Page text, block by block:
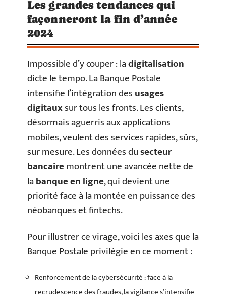
Les grandes tendances qui
façonneront la fin d’année
2024
Impossible d’y couper : ladigitalisation
dicte le tempo. La Banque Postale
intensifie l’intégration desusages
digitauxsur tous les fronts. Les clients,
désormais aguerris aux applications
mobiles, veulent des services rapides, sûrs,
sur mesure. Les données dusecteur
bancairemontrent une avancée nette de
labanque en ligne, qui devient une
priorité face à la montée en puissance des
néobanques et fintechs.
Pour illustrer ce virage, voici les axes que la
Banque Postale privilégie en ce moment :
Renforcement de la cybersécurité : face à la
recrudescence des fraudes, la vigilance s’intensifie